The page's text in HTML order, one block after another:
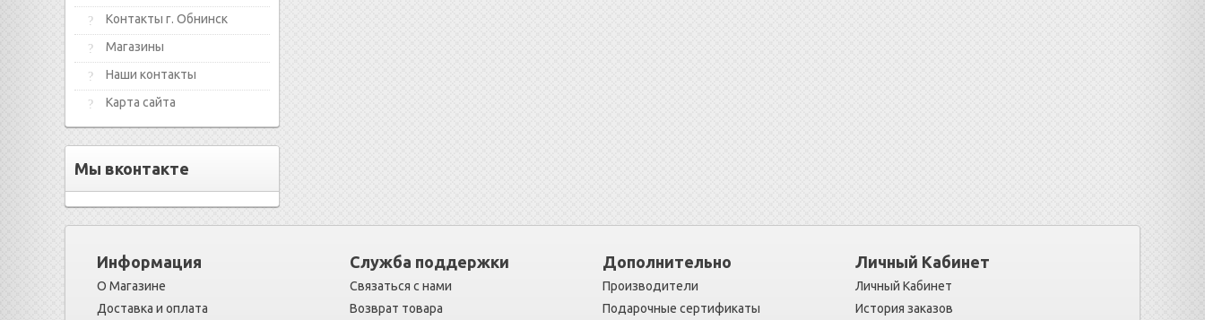
Контакты г. Обнинск
Магазины
Наши контакты
Карта сайта
Мы вконтакте
Информация
О Магазине
Доставка и оплата
Служба поддержки
Связаться с нами
Возврат товара
Дополнительно
Производители
Подарочные сертификаты
Личный Кабинет
Личный Кабинет
История заказов